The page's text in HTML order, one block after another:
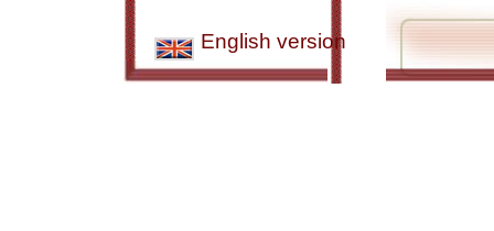
English version